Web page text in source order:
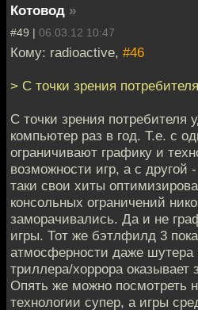
Котовод »
#49 | 06.03.12 10:47
Кому: radioactive, #46
> С точки зрения потребителя
С точки зрения потребителя
компьютер раз в год. Т.е. с
ограничивают графику и
возможности игр, а с другой
таки свои хиты
консольных ограничений
заморачивались. Да и не
игры. Тот же бэтлфилд 3
атмосферности даже
триллера/хоррора оказывает
Опять же можно посмотреть
технологии супер, а игры